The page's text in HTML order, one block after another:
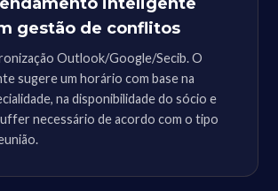
gestão de conflitos
Outlook/Google/Secib. O
sugere um horário com base na
na disponibilidade do sócio e
necessário de acordo com o tipo